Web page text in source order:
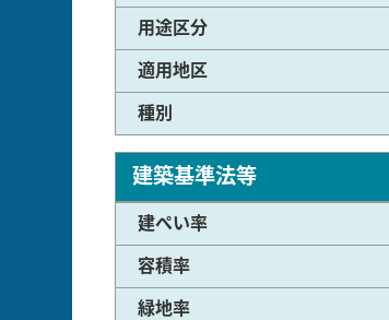
用途区分
適用地区
種別
建築基準法等
建ぺい率
容積率
緑地率